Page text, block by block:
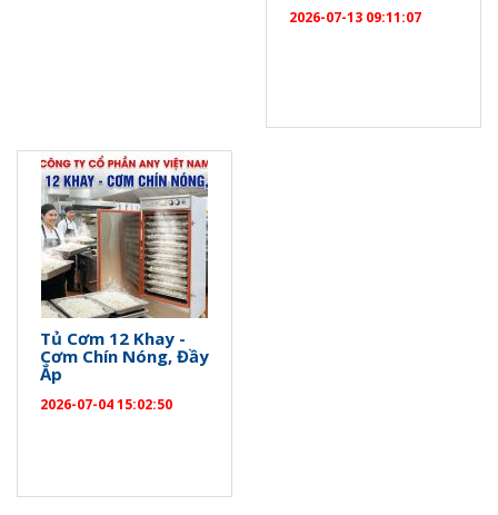
2026-07-13 09:11:07
Tủ Cơm 12 Khay -
Cơm Chín Nóng, Đầy
Ắp
2026-07-04 15:02:50